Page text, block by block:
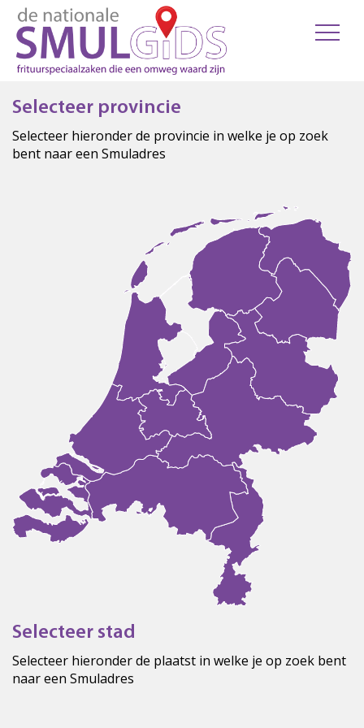
Selecteer provincie
Selecteer hieronder de provincie in welke je op zoek
bent naar een Smuladres
Selecteer stad
Selecteer hieronder de plaatst in welke je op zoek bent
naar een Smuladres